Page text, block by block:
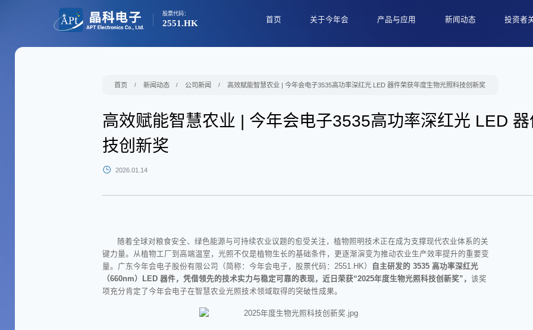
股票代码：
2551.HK 首页 关于今年会
关怀与支持
规模化精益制造
产品与应用
高端照明
新闻动态
行业新闻
投资者
首页 / 新闻动态 / 公司新闻 / 高效赋能智慧农业 | 今年会电子3535高功率深红光 LED 器件荣获年度生物光照科技创新奖
高效赋能智慧农业 | 今年会电子3535高功率深红光 LED
技创新奖
2026.01.14
随着全球对粮食安全、绿色能源与可持续农业议题的愈受关注，植物照明技术正在成为支撑现代农业体系的关
键力量。从植物工厂到高端温室，光照不仅是植物生长的基础条件，更逐渐演变为推动农业生产效率提升的重要变
量。广东今年会电子股份有限公司（简称：今年会电子 ，股票代码：2551.HK）
自主研发的 3535 高功率深红光
（660nm）LED 器件，凭借领先的技术实力与稳定可靠的表现，近日荣获“2025年度生物光照科技创新奖”，该奖
项充分肯定了今年会电子在智慧农业光照技术领域取得的突破性成果。